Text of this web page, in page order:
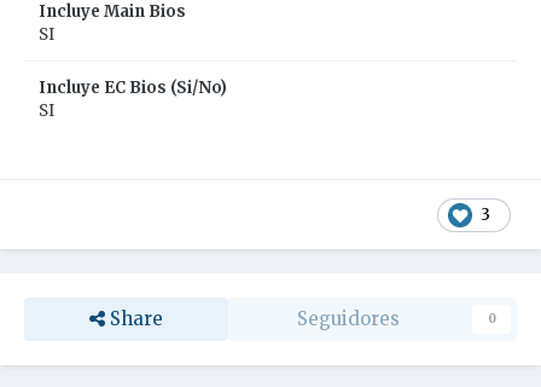
Incluye Main Bios
SI
Incluye EC Bios (Si/No)
SI
3
Share Seguidores 0